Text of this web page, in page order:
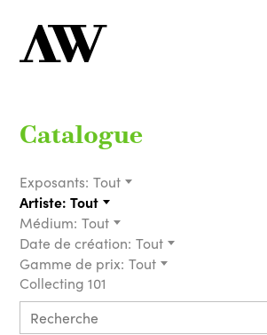
Catalogue
Exposants: Tout
Artiste: Tout
Médium: Tout
Date de création: Tout
Gamme de prix: Tout
Collecting 101